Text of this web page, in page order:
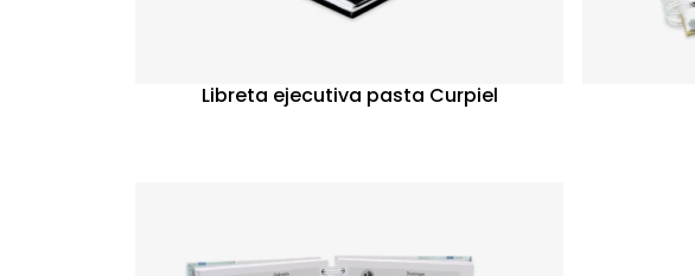
Libreta ejecutiva pasta Curpiel